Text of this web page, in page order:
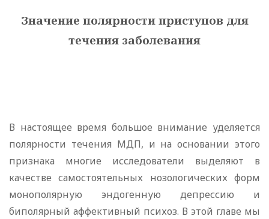
Значение полярности приступов для
течения заболевания
В настоящее время большое внимание уделяется
полярности течения МДП, и на основании этого
признака многие исследователи выделяют в
качестве самостоятельных нозологических форм
монополярную эндогенную депрессию и
биполярный аффективный психоз. В этой главе мы